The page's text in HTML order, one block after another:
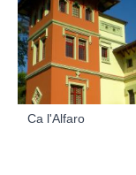
Ca l'Alfaro